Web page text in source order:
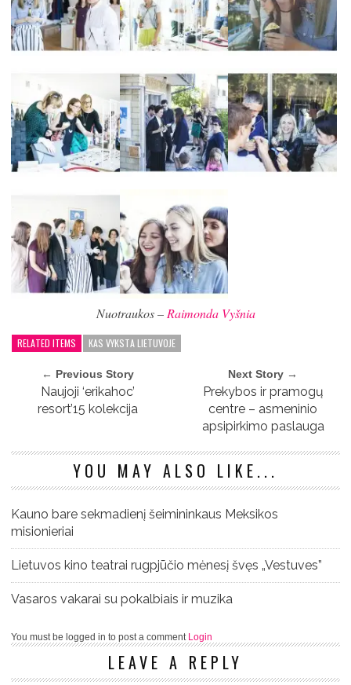
Nuotraukos – Raimonda Vyšnia
RELATED ITEMS KAS VYKSTA LIETUVOJE
← Previous Story
Naujoji ‘erikahoc’
resort’15 kolekcija
Next Story →
Prekybos ir pramogų
centre – asmeninio
apsipirkimo paslauga
YOU MAY ALSO LIKE...
Kauno bare sekmadienį šeimininkaus Meksikos
misionieriai
Lietuvos kino teatrai rugpjūčio mėnesį švęs „Vestuves”
Vasaros vakarai su pokalbiais ir muzika
You must be logged in to post a comment Login
LEAVE A REPLY